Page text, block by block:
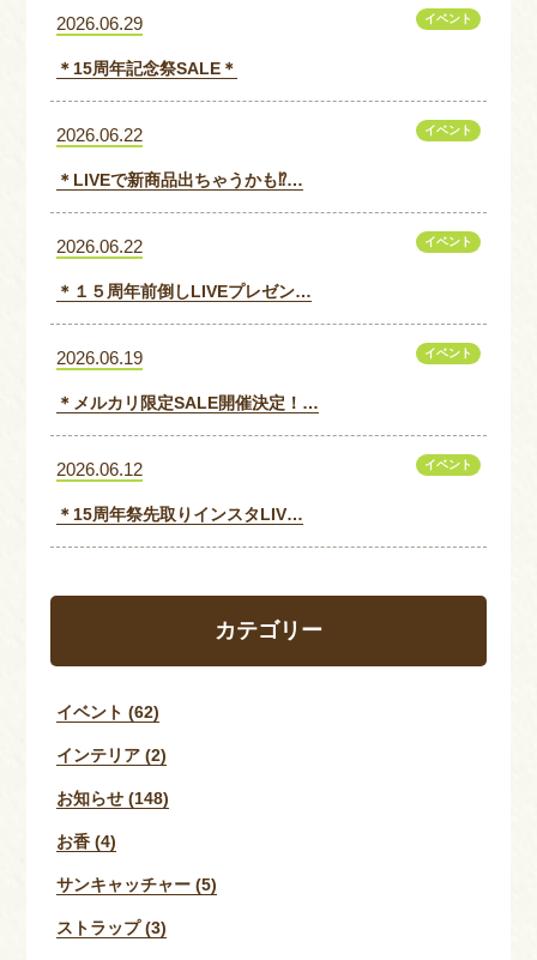
2026.06.29 イベント
＊15周年記念祭SALE＊
2026.06.22 イベント
＊LIVEで新商品出ちゃうかも⁉…
2026.06.22 イベント
＊１５周年前倒しLIVEプレゼン…
2026.06.19 イベント
＊メルカリ限定SALE開催決定！…
2026.06.12 イベント
＊15周年祭先取りインスタLIV…
カテゴリー
イベント (62)
インテリア (2)
お知らせ (148)
お香 (4)
サンキャッチャー (5)
ストラップ (3)